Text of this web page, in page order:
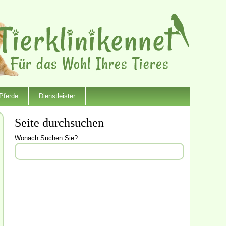
Dienstleister
Seite durchsuchen
Wonach Suchen Sie?